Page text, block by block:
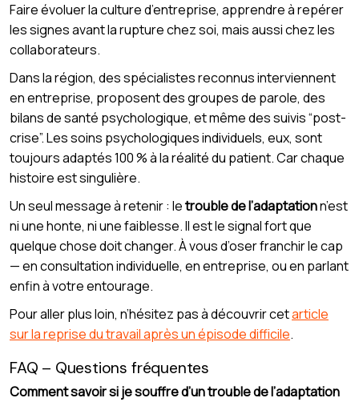
Faire évoluer la culture d’entreprise, apprendre à repérer
les signes avant la rupture chez soi, mais aussi chez les
collaborateurs.
Dans la région, des spécialistes reconnus interviennent
en entreprise, proposent des groupes de parole, des
bilans de santé psychologique, et même des suivis “post-
crise”. Les soins psychologiques individuels, eux, sont
toujours adaptés 100 % à la réalité du patient. Car chaque
histoire est singulière.
Un seul message à retenir : letrouble de l’adaptationn’est
ni une honte, ni une faiblesse. Il est le signal fort que
quelque chose doit changer. À vous d’oser franchir le cap
— en consultation individuelle, en entreprise, ou en parlant
enfin à votre entourage.
Pour aller plus loin, n’hésitez pas à découvrir cetarticle
sur la reprise du travail après un épisode difficile.
FAQ – Questions fréquentes
Comment savoir si je souffre d’un trouble de l’adaptation